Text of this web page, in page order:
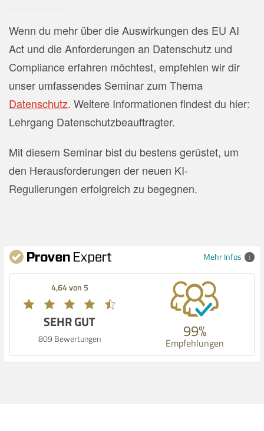
Wenn du mehr über die Auswirkungen des EU AI
Act und die Anforderungen an Datenschutz und
Compliance erfahren möchtest, empfehlen wir dir
unser umfassendes Seminar zum Thema
Datenschutz. Weitere Informationen findest du hier:
Lehrgang Datenschutzbeauftragter.
Mit diesem Seminar bist du bestens gerüstet, um
den Herausforderungen der neuen KI-
Regulierungen erfolgreich zu begegnen.
Mehr Infos
4,64 von 5
SEHR GUT
809 Bewertungen 99%
Empfehlungen